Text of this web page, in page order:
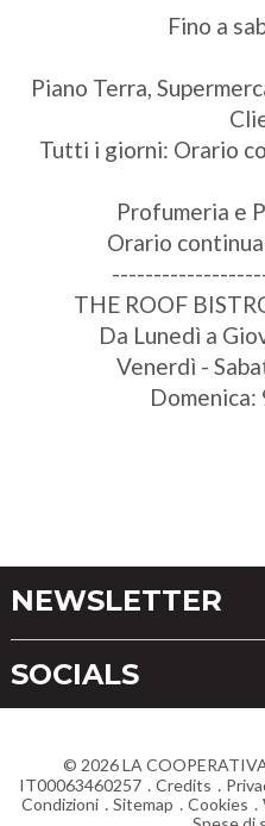
Fino a
Piano Terra,
Tutti i giorni: Orario
Profumeria e
Orario
THE ROOF
Da Lunedì a
Venerdì -
NEWSLETTER
SOCIALS
© 2026LA
IT00063460257
Credits
Condizioni
Sitemap Cookies